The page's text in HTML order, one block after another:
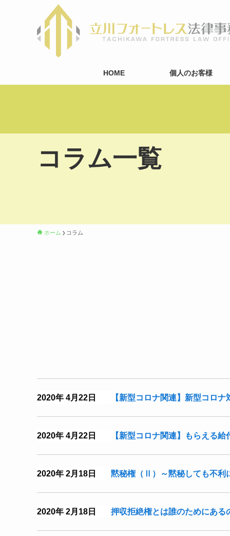
HOME 個人のお客様
コラム一覧
ホーム コラム
2020年 4月22日 【新型コロナ関連】新型コロナ
2020年 4月22日 【新型コロナ関連】もらえる
2020年 2月18日 黙秘権（Ⅱ）～黙秘しても不利
2020年 2月18日 押収拒絶権とは誰のためにある